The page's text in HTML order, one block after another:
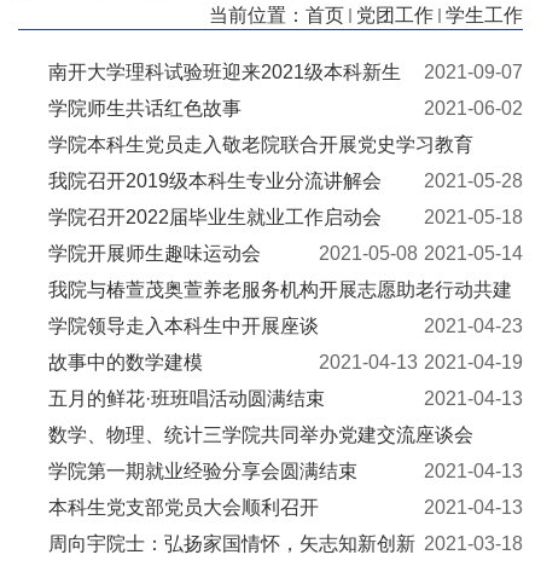
当前位置： 首页 党团工作 学生工作
南开大学理科试验班迎来2021级本科新生
2021-09-07
学院师生共话红色故事
2021-06-02
学院本科生党员走入敬老院联合开展党史学习教育
2021-05-28
我院召开2019级本科生专业分流讲解会
2021-05-18
学院召开2022届毕业生就业工作启动会
2021-05-14
学院开展师生趣味运动会
2021-05-08
我院与椿萱茂奥萱养老服务机构开展志愿助老行动共建
2021-04-23
学院领导走入本科生中开展座谈
2021-04-19
故事中的数学建模
2021-04-13
五月的鲜花·班班唱活动圆满结束
2021-04-13
数学、物理、统计三学院共同举办党建交流座谈会
2021-04-13
学院第一期就业经验分享会圆满结束
2021-04-13
本科生党支部党员大会顺利召开
2021-03-18
周向宇院士：弘扬家国情怀，矢志知新创新